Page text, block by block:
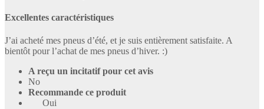
Excellentes caractéristiques
J’ai acheté mes pneus d’été, et je suis entièrement satisfaite. A
bientôt pour l’achat de mes pneus d’hiver. :)
A reçu un incitatif pour cet avis
No
Recommande ce produit
Oui